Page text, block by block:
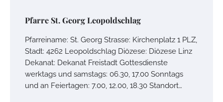
Pfarre St. Georg Leopoldschlag
Pfarreiname: St. Georg Strasse: Kirchenplatz 1 PLZ,
Stadt: 4262 Leopoldschlag Diözese: Diözese Linz
Dekanat: Dekanat Freistadt Gottesdienste
werktags und samstags: 06.30, 17.00 Sonntags
und an Feiertagen: 7.00, 12.00, 18.30 Standort…